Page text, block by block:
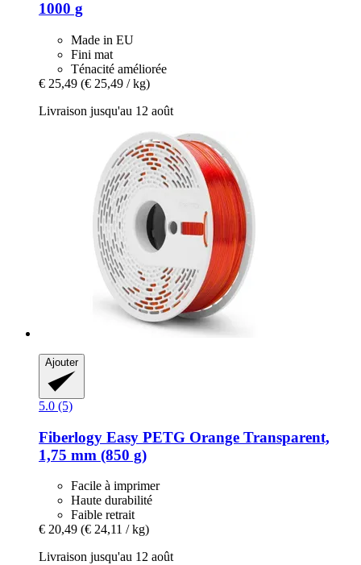
1000 g
Made in EU
Fini mat
Ténacité améliorée
€ 25,49 (€ 25,49 / kg)
Livraison jusqu'au 12 août
Ajouter
5.0 (5)
Fiberlogy Easy PETG Orange Transparent,
1,75 mm (850 g)
Facile à imprimer
Haute durabilité
Faible retrait
€ 20,49 (€ 24,11 / kg)
Livraison jusqu'au 12 août